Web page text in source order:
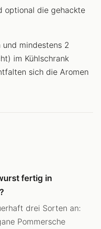
optional die gehackte
und mindestens 2
im Kühlschrank
sich die Aromen
fertig in
drei Sorten an:
Pommersche